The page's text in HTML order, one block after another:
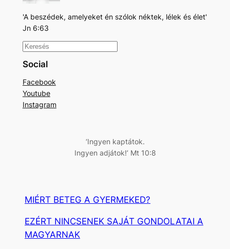
'A beszédek, amelyeket én szólok néktek, lélek és élet'
Jn 6:63
K
e
e
s
Social
Facebook
Youtube
Instagram
‘Ingyen kaptátok.
Ingyen adjátok!’ Mt 10:8
MIÉRT BETEG A GYERMEKED?
EZÉRT NINCSENEK SAJÁT GONDOLATAI A
MAGYARNAK